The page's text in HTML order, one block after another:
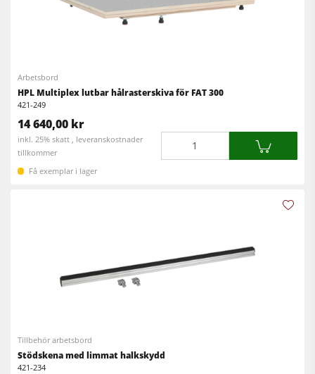
Arbetsbord
HPL Multiplex lutbar hålrasterskiva för FAT 300
421-249
14 640,00 kr
inkl. 25% skatt , leveranskostnader
tillkommer
Få exemplar i lager
Tillbehör arbetsbord
Stödskena med limmat halkskydd
421-234